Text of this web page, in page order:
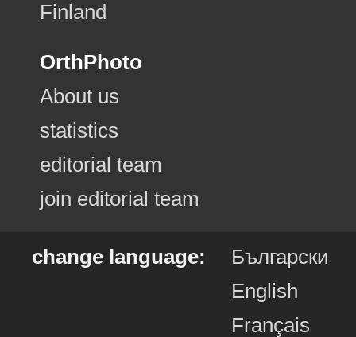
Finland
OrthPhoto
About us
statistics
editorial team
join editorial team
change language:
Български
English
Français